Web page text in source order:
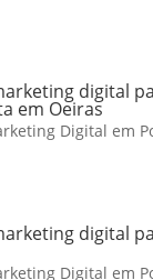
digital
em Oeiras
Digital em
digital
Digital em